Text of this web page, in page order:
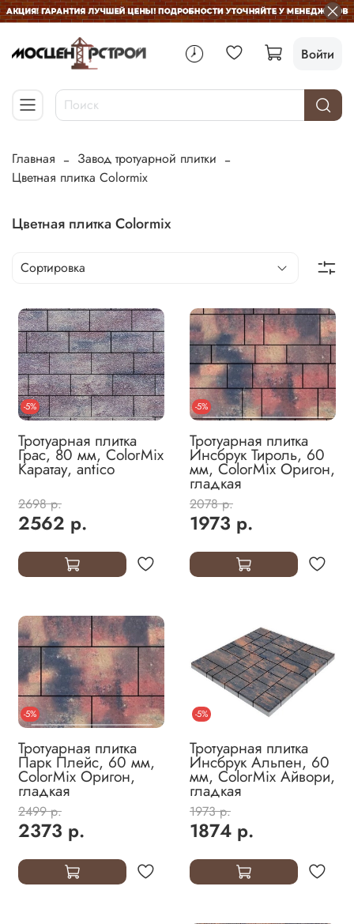
Войти
Главная
Завод тротуарной плитки
Цветная плитка Colormix
Цветная плитка Colormix
-5%
Тротуарная плитка
Грас, 80 мм, ColorMix
Каратау, antico
2698 р.
2562 р.
-5%
Тротуарная плитка
Инсбрук Тироль, 60
мм, ColorMix Оригон,
гладкая
2078 р.
1973 р.
-5%
Тротуарная плитка
Парк Плейс, 60 мм,
ColorMix Оригон,
гладкая
2499 р.
2373 р.
-5%
Тротуарная плитка
Инсбрук Альпен, 60
мм, ColorMix Айвори,
гладкая
1973 р.
1874 р.